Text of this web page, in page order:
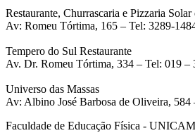
Restaurante, Churrascaria e Pizzaria Solar
Av: Romeu Tórtima, 165 – Tel: 3289-
Tempero do Sul Restaurante
Av. Dr. Romeu Tórtima, 334 – Tel: 019 –
Universo das Massas
Av: Albino José Barbosa de Oliveira, 584
Faculdade de Educação Física -